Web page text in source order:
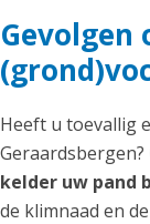
Gevolgen
Heeft u toevallig
Geraardsbergen?
kelder uw pand
de klimnaad en